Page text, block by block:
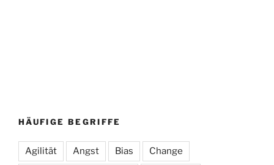
HÄUFIGE BEGRIFFE
Agilität Angst Bias Change